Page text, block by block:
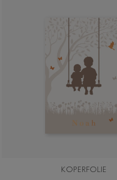
KOPERFOLIE